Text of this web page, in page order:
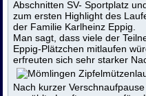
Abschnitten SV- Sportplatz
zum ersten Highlight des
der Familie Karlheinz Eppig.
Man sagt, dass viele der
Eppig-Plätzchen mitlaufen
erfreuten sich sehr starker
Nach kurzer